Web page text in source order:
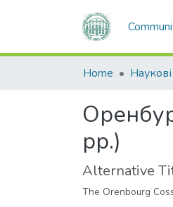
Home
рр.)
Alternative
The Orenbourg